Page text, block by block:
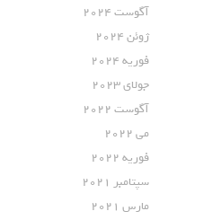
آگوست 2024
ژوئن 2024
فوریه 2024
جولای 2023
آگوست 2022
می 2022
فوریه 2022
سپتامبر 2021
مارس 2021